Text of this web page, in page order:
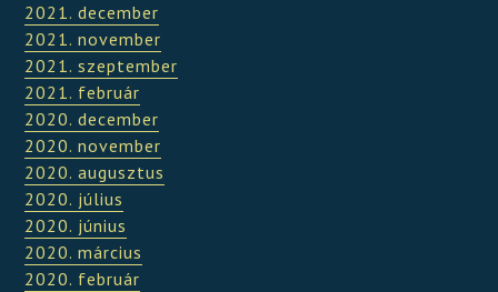
2021. december
2021. november
2021. szeptember
2021. február
2020. december
2020. november
2020. augusztus
2020. július
2020. június
2020. március
2020. február